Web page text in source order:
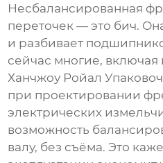
Несбалансированная
переточек — это бич.
и разбивает
сейчас многие,
Ханчжоу Ройал
при проектировании
электрических
возможность
валу, без съёма. Это